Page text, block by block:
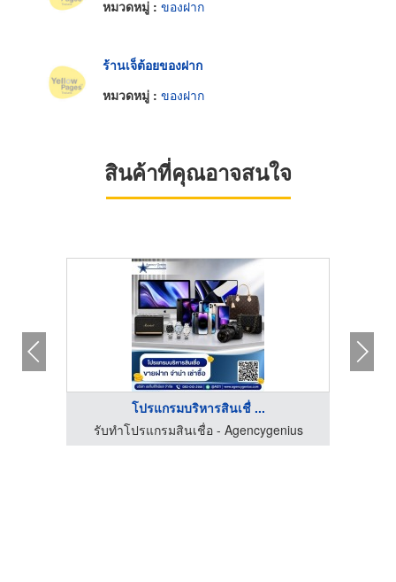
หมวดหมู่ : ของฝาก
ร้านเจ็ต้อยของฝาก
หมวดหมู่ : ของฝาก
สินค้าที่คุณอาจสนใจ
โปรแกรมบริหารสินเชื่ ...
รับทำโปรแกรมสินเชื่อ - Agencygenius